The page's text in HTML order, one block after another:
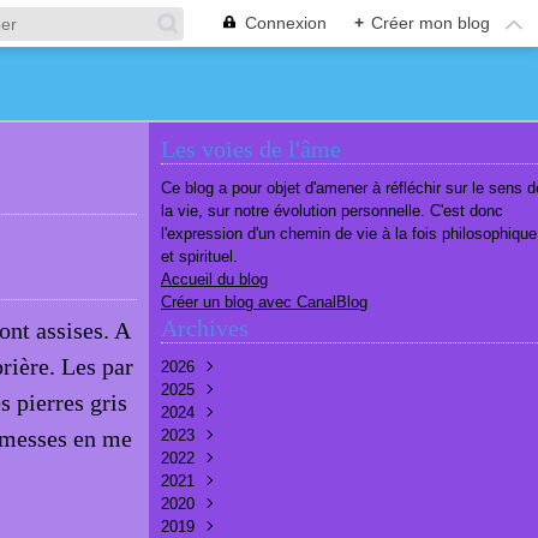
Connexion + Créer mon blog
assises. A
Les par
pierres gris
en me
Les voies de l'âme
Ce blog a pour objet d'amener à réfléchir sur le sens
la vie, sur notre évolution personnelle. C'est donc
l'expression d'un chemin de vie à la fois philosophique
et spirituel.
Accueil du blog
Créer un blog avec CanalBlog
Archives
2026
Août
Juillet
Juin
Mai(7)
Avril
Mars
Février
2025
Décembre
Novembre
Octobre
Septembre
Août
Juillet
2024
Décembre
Novembre
Octobre
Septembre
Août
2023
Décembre
Novembre
Octobre
Septembre
2022
Décembre
Septembre
Août
2021
Décembre
Novembre
2020
Décembre
2019